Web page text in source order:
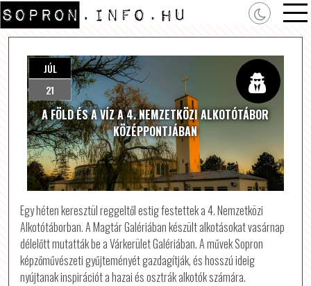
A FÖLD ÉS A VÍZ A 4. NEMZETKÖZI ALKOTÓTÁBOR
KÖZÉPPONTJÁBAN
JÚL
21
Egy héten keresztül reggeltől estig festettek a 4. Nemzetközi
Alkotótáborban. A Magtár Galériában készült alkotásokat vasárnap
délelőtt mutatták be a Várkerület Galériában. A művek Sopron
képzőművészeti gyűjteményét gazdagítják, és hosszú ideig
nyújtanak inspirációt a hazai és osztrák alkotók számára.